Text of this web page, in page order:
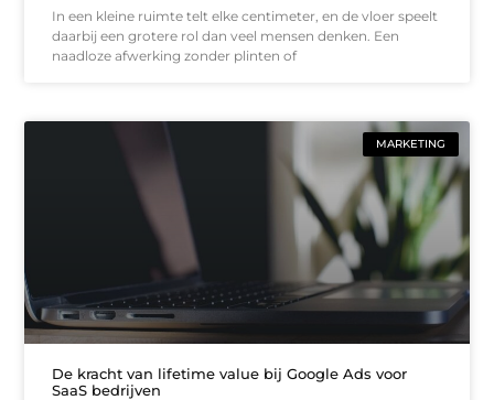
In een kleine ruimte telt elke centimeter, en de vloer speelt
daarbij een grotere rol dan veel mensen denken. Een
naadloze afwerking zonder plinten of
MARKETING
De kracht van lifetime value bij Google Ads voor
SaaS bedrijven